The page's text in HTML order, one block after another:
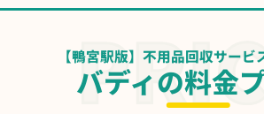
【鴨宮駅版】不用品回収サービ
バディの料金